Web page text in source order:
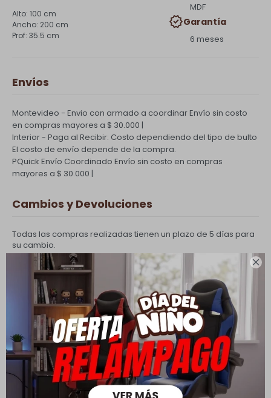

100 cm
200 cm
35.5 cm
MDF
Garantía
6 meses
Envíos
Montevideo - Envio con armado a coordinarEnvío sin costo
en compras mayores a $ 30.000 |
Interior - Paga al Recibir: Costo dependiendo del tipo de bulto
El costo de envío depende de la compra.
PQuick Envío Coordinado Envío sin costo en compras
mayores a $ 30.000 |
Cambios y Devoluciones
Todas las compras realizadas tienen un plazo de 5 días para
su cambio.
Ver mas
Medios de pago
Productos que te pueden interesar